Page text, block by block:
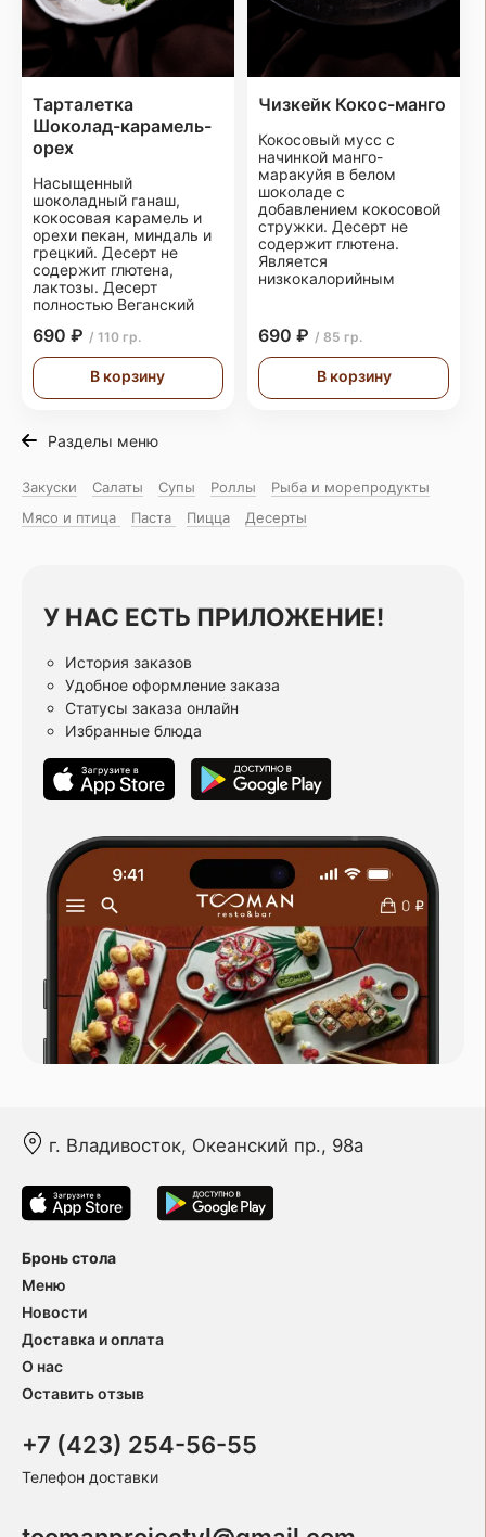
Тарталетка
Шоколад-карамель-
орех
Насыщенный
шоколадный ганаш,
кокосовая карамель и
орехи пекан, миндаль и
грецкий. Десерт не
содержит глютена,
лактозы. Десерт
полностью Веганский
690 ₽ / 110 гр.
В корзину
Чизкейк Кокос-манго
Кокосовый мусс с
начинкой манго-
маракуйя в белом
шоколаде с
добавлением кокосовой
стружки. Десерт не
содержит глютена.
Является
низкокалорийным
690 ₽ / 85 гр.
В корзину
Разделы меню
Закуски Салаты Супы Роллы
Рыба и морепродукты
Мясо и птица
Паста Пицца Десерты
У НАС ЕСТЬ ПРИЛОЖЕНИЕ!
История заказов
Удобное оформление заказа
Статусы заказа онлайн
Избранные блюда
г. Владивосток, Океанский пр., 98а
Бронь стола
Меню
Новости
Доставка и оплата
О нас
Оставить отзыв
+7 (423) 254-56-55
Телефон доставки